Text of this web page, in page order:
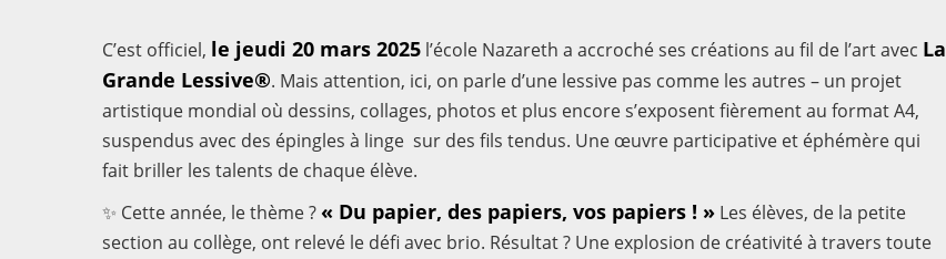
C’est officiel, le jeudi 20 mars 2025 l’école Nazareth a accroché ses créations au fil de l’art avec La
Grande Lessive®. Mais attention, ici, on parle d’une lessive pas comme les autres – un projet
artistique mondial où dessins, collages, photos et plus encore s’exposent fièrement au format A4,
suspendus avec des épingles à linge sur des fils tendus. Une œuvre participative et éphémère qui
fait briller les talents de chaque élève.
✨ Cette année, le thème ? « Du papier, des papiers, vos papiers ! » Les élèves, de la petite
section au collège, ont relevé le défi avec brio. Résultat ? Une explosion de créativité à travers toute